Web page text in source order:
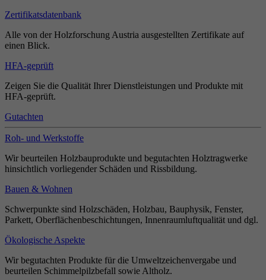
Zertifikatsdatenbank
Alle von der Holzforschung Austria ausgestellten Zertifikate auf
einen Blick.
HFA-geprüft
Zeigen Sie die Qualität Ihrer Dienstleistungen und Produkte mit
HFA-geprüft.
Gutachten
Roh- und Werkstoffe
Wir beurteilen Holzbauprodukte und begutachten Holztragwerke
hinsichtlich vorliegender Schäden und Rissbildung.
Bauen & Wohnen
Schwerpunkte sind Holzschäden, Holzbau, Bauphysik, Fenster,
Parkett, Oberflächenbeschichtungen, Innenraumluftqualität und dgl.
Ökologische Aspekte
Wir begutachten Produkte für die Umweltzeichenvergabe und
beurteilen Schimmelpilzbefall sowie Altholz.